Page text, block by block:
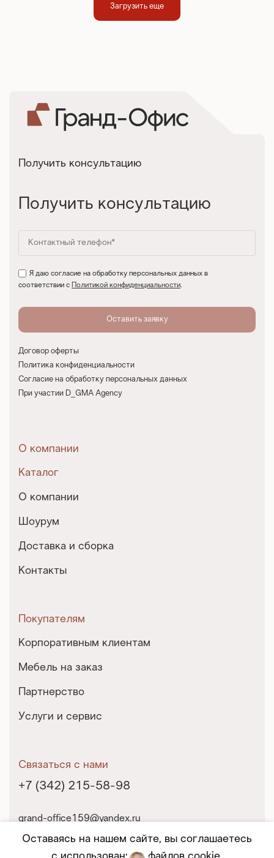
Загрузить еще
Получить консультацию
Получить консультацию
Я даю согласие на обработку персональных данных в
соответствии с
Политикой конфиденциальности.
Договор оферты
Политика конфиденциальности
Согласие на обработку персональных данных
При участии D_GMA Agency
О компании
Каталог
О компании
Шоурум
Доставка и сборка
Контакты
Покупателям
Корпоративным клиентам
Мебель на заказ
Партнерство
Услуги и сервис
Связаться с нами
+7 (342) 215-58-98
grand-office159@yandex.ru
г. Пермь, ул. Екатерининская, 10
Оставаясь на нашем сайте, вы соглашаетесь